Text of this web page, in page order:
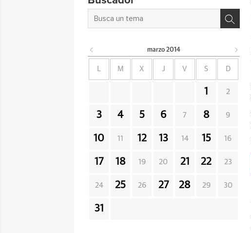
marzo 2014
L M X J V S D
1 2
3 4 5 6 7 8 9
10 11 12 13 14 15 16
17 18 19 20 21 22 23
24 25 26 27 28 29 30
31